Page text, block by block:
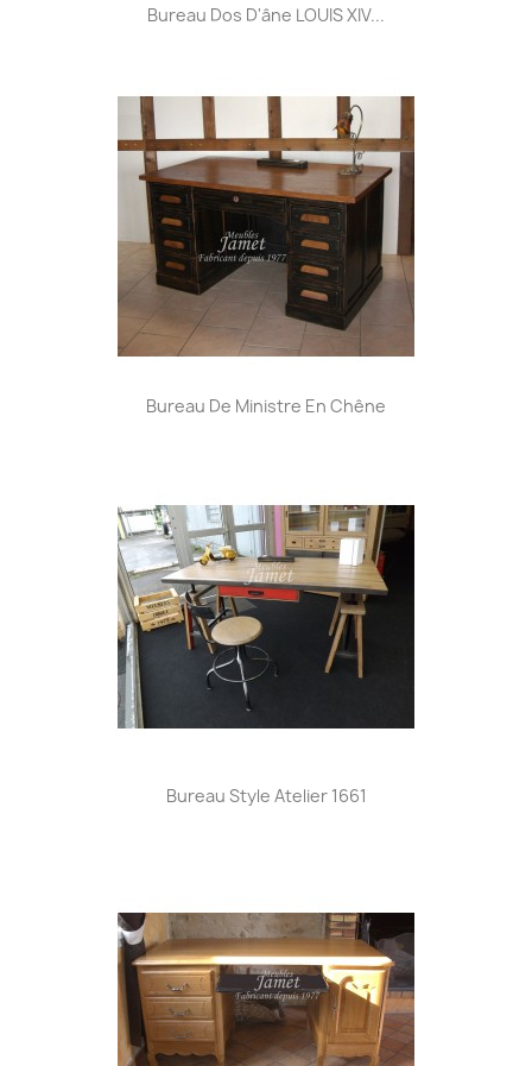
Bureau Dos D'âne LOUIS XIV...
Bureau De Ministre En Chêne
Bureau Style Atelier 1661